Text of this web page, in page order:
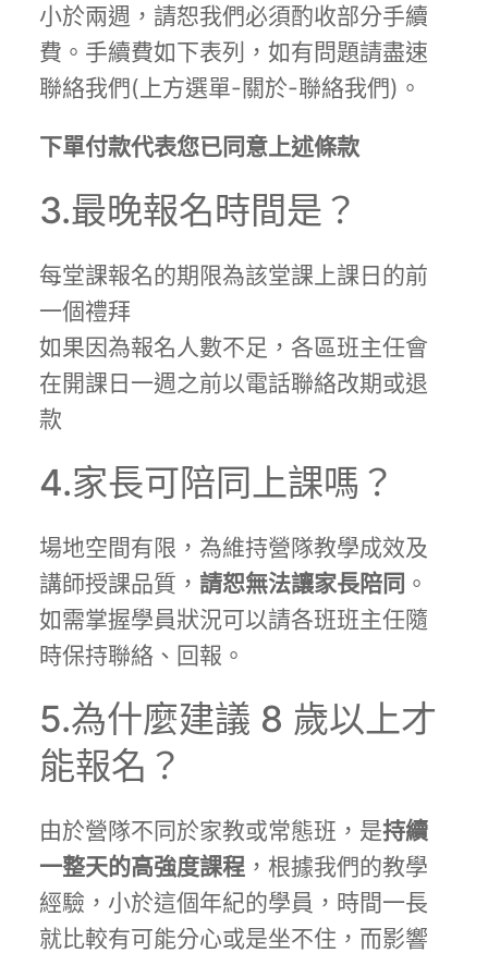
小於兩週，請恕我們必須酌收部分手續
費。手續費如下表列，如有問題請盡速
聯絡我們(上方選單-關於-聯絡我們)。
下單付款代表您已同意上述條款
3.最晚報名時間是？
每堂課報名的期限為該堂課上課日的前
一個禮拜
如果因為報名人數不足，各區班主任會
在開課日一週之前以電話聯絡改期或退
款
4.家長可陪同上課嗎？
場地空間有限，為維持營隊教學成效及
講師授課品質， 請恕無法讓家長陪同 。
如需掌握學員狀況可以請各班班主任隨
時保持聯絡、回報。
5.為什麼建議 8 歲以上才
能報名？
由於營隊不同於家教或常態班，是持續
一整天的高強度課程 ，根據我們的教學
經驗，小於這個年紀的學員，時間一長
就比較有可能分心或是坐不住，而影響